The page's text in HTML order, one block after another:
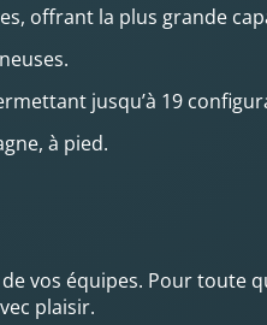
offrant la plus grande
jusqu’à 19
à pied.
vos équipes. Pour toute
plaisir.